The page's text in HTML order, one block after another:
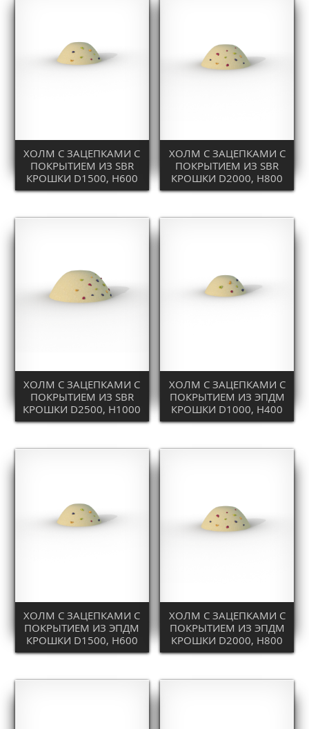
ХОЛМ С ЗАЦЕПКАМИ С
ПОКРЫТИЕМ ИЗ SBR
КРОШКИ D1500, H600
ХОЛМ С ЗАЦЕПКАМИ С
ПОКРЫТИЕМ ИЗ SBR
КРОШКИ D2000, H800
ХОЛМ С ЗАЦЕПКАМИ С
ПОКРЫТИЕМ ИЗ SBR
КРОШКИ D2500, H1000
ХОЛМ С ЗАЦЕПКАМИ С
ПОКРЫТИЕМ ИЗ ЭПДМ
КРОШКИ D1000, H400
ХОЛМ С ЗАЦЕПКАМИ С
ПОКРЫТИЕМ ИЗ ЭПДМ
КРОШКИ D1500, H600
ХОЛМ С ЗАЦЕПКАМИ С
ПОКРЫТИЕМ ИЗ ЭПДМ
КРОШКИ D2000, H800